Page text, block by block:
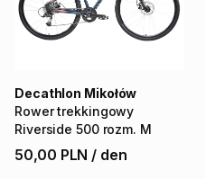
Rower trekkingowy
Riverside 500 rozm. M
Decathlon Mikołów
50,00 PLN / den